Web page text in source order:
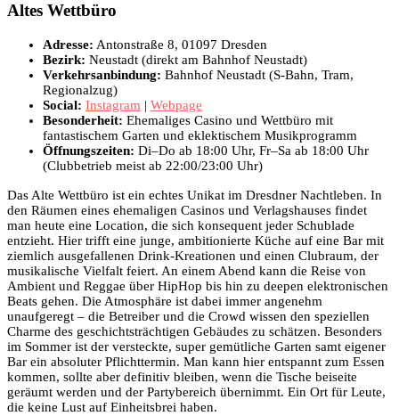
Altes Wettbüro
Adresse: Antonstraße 8, 01097 Dresden
Bezirk: Neustadt (direkt am Bahnhof Neustadt)
Verkehrsanbindung: Bahnhof Neustadt (S-Bahn, Tram,
Regionalzug)
Social: Instagram | Webpage
Besonderheit: Ehemaliges Casino und Wettbüro mit
fantastischem Garten und eklektischem Musikprogramm
Öffnungszeiten: Di–Do ab 18:00 Uhr, Fr–Sa ab 18:00 Uhr
(Clubbetrieb meist ab 22:00/23:00 Uhr)
Das Alte Wettbüro ist ein echtes Unikat im Dresdner Nachtleben. In
den Räumen eines ehemaligen Casinos und Verlagshauses findet
man heute eine Location, die sich konsequent jeder Schublade
entzieht. Hier trifft eine junge, ambitionierte Küche auf eine Bar mit
ziemlich ausgefallenen Drink-Kreationen und einen Clubraum, der
musikalische Vielfalt feiert. An einem Abend kann die Reise von
Ambient und Reggae über HipHop bis hin zu deepen elektronischen
Beats gehen. Die Atmosphäre ist dabei immer angenehm
unaufgeregt – die Betreiber und die Crowd wissen den speziellen
Charme des geschichtsträchtigen Gebäudes zu schätzen. Besonders
im Sommer ist der versteckte, super gemütliche Garten samt eigener
Bar ein absoluter Pflichttermin. Man kann hier entspannt zum Essen
kommen, sollte aber definitiv bleiben, wenn die Tische beiseite
geräumt werden und der Partybereich übernimmt. Ein Ort für Leute,
die keine Lust auf Einheitsbrei haben.